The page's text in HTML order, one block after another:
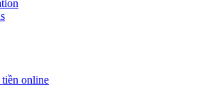
online